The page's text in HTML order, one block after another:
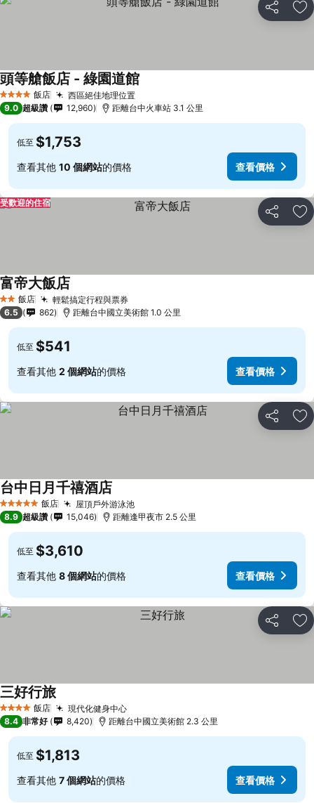
分享 加
4 星級 飯店 西區絕佳地理位置查看價格
頭等艙飯店 - 綠園道館
9.0 超級讚 12,960 距離台中火車站 3.1 公里
低至 $1,753
查看其他 10 個網站的價格 查看價格
分享 加
受歡迎的住宿
2 星級飯店 輕鬆搞定行程與票券查看價格
富帝大飯店
6.5 862 距離台中國立美術館 1.0 公里
低至 $541
查看其他 2 個網站的價格 查看價格
分享 加
5 星級 飯店 屋頂戶外游泳池查看價格
台中日月千禧酒店
8.9 超級讚 15,046 距離逢甲夜市 2.5 公里
低至 $3,610
查看其他 8 個網站的價格 查看價格
分享 加
4 星級 飯店 現代化健身中心查看價格
三好行旅查看價格
8.4 非常好 8,420 距離台中國立美術館 2.3 公里
低至 $1,813
查看其他 7 個網站的價格 查看價格